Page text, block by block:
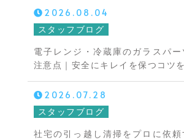
2026.08.04
スタッフブログ
電子レンジ・冷蔵庫のガラスパー
注意点｜安全にキレイを保つコツ
2026.07.28
スタッフブログ
社宅の引っ越し清掃をプロに依頼